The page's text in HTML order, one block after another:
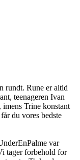
rundt. Rune er altid
teenageren Ivan
Trine konstant
du vores bedste
var
tager forbehold for